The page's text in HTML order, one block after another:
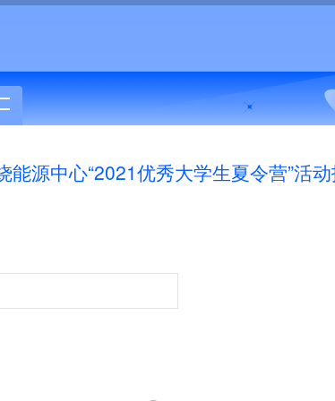
能源中心“2021优秀大学生夏令营”活